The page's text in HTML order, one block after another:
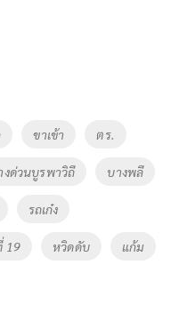
ขาเข้า ตร.
งด่วนบูรพาวิถี บางพลี
รถเก๋ง
19 หวิดดับ แก้ม